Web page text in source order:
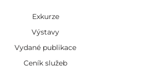
Exkurze
Výstavy
Vydané publikace
Ceník služeb